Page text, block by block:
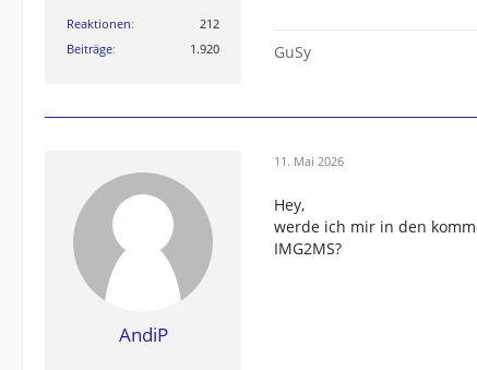
Reaktionen
212
Beiträge
1.920 GuSy
AndiP
11. Mai 2026
Hey,
werde ich mir in den
IMG2MS?